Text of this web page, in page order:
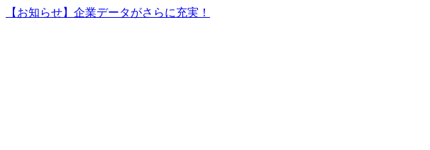
【お知らせ】企業データがさらに充実！